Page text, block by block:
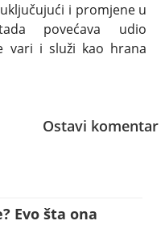
i promjene u
povećava udio
vari i služi kao hrana
Ostavi komentar
Evo šta ona